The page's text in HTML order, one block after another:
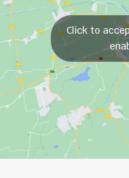
Click to